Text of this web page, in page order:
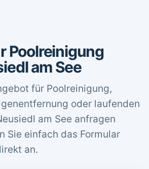
Poolreinigung
am See
für Poolreinigung,
oder laufenden
am See anfragen
Sie einfach das Formular
an.